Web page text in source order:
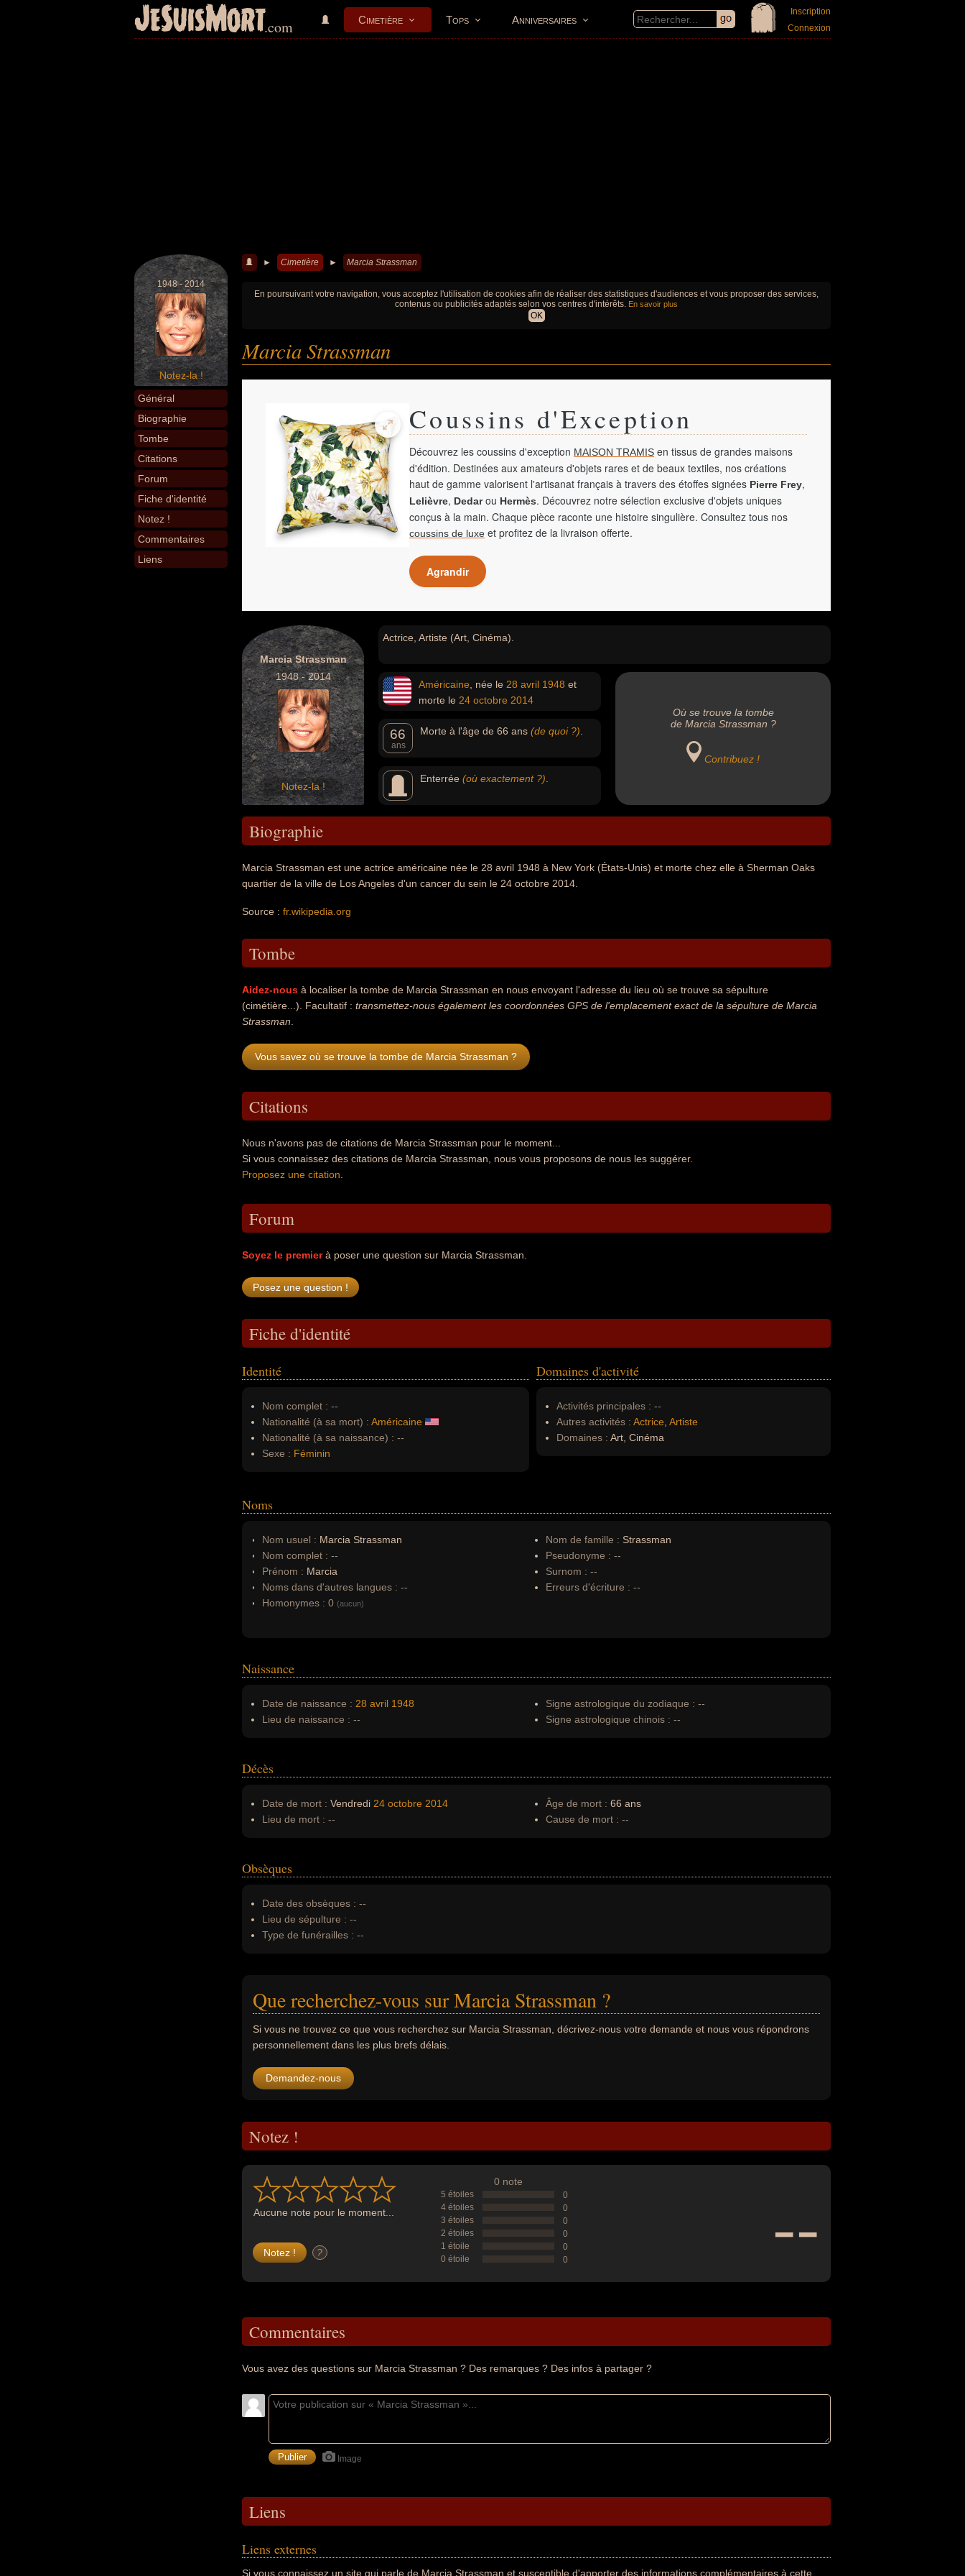
JeSuisMort.com Cimetière Tops Anniversaires
Inscription
Connexion
1948 - 2014
Notez-la !
Général
Biographie
Tombe
Citations
Forum
Fiche d'identité
Notez !
Commentaires
Liens
► Cimetière ► Marcia Strassman
En poursuivant votre navigation, vous acceptez l'utilisation de cookies afin de réaliser des statistiques d'audiences et vous proposer des services,
contenus ou publicités adaptés selon vos centres d'intérêts. En savoir plus
OK
Marcia Strassman
Coussins d'Exception
Découvrez les coussins d'exception MAISON TRAMIS en tissus de grandes maisons
d'édition. Destinées aux amateurs d'objets rares et de beaux textiles, nos créations
haut de gamme valorisent l'artisanat français à travers des étoffes signées Pierre Frey,
Lelièvre, Dedarou Hermès. Découvrez notre sélection exclusive d'objets uniques
conçus à la main. Chaque pièce raconte une histoire singulière. Consultez tous nos
coussins de luxe et profitez de la livraison offerte.
Agrandir
Marcia Strassman
1948 - 2014
Notez-la !
Actrice, Artiste (Art, Cinéma).
Américaine , née le 28 avril 1948 et
morte le 24 octobre 2014
66
ans
Morte à l'âge de 66 ans (de quoi ?)
Enterrée (où exactement ?)
Où se trouve la tombe
de Marcia Strassman ?
Contribuez !
Biographie
Marcia Strassman est une actrice américaine née le 28 avril 1948 à New York (États-Unis) et morte chez elle à Sherman Oaks
quartier de la ville de Los Angeles d'un cancer du sein le 24 octobre 2014.
Source : fr.wikipedia.org
Tombe
Aidez-nous à localiser la tombe de Marcia Strassman en nous envoyant l'adresse du lieu où se trouve sa sépulture
(cimétière...). Facultatif : transmettez-nous également les coordonnées GPS de l'emplacement exact de la sépulture de Marcia
Strassman
Vous savez où se trouve la tombe de Marcia Strassman ?
Citations
Nous n'avons pas de citations de Marcia Strassman pour le moment...
Si vous connaissez des citations de Marcia Strassman, nous vous proposons de nous les suggérer.
Proposez une citation
Forum
Soyez le premierà poser une question sur Marcia Strassman.
Fiche d'identité
Identité
Nom complet : --
Nationalité (à sa mort) : Américaine
Nationalité (à sa naissance) : --
Sexe : Féminin
Domaines d'activité
Activités principales : --
Autres activités : Actrice Artiste
Domaines : Art, Cinéma
Noms
Nom usuel : Marcia Strassman
Nom complet : --
Prénom : Marcia
Noms dans d'autres langues : --
Homonymes : 0 (aucun)
Nom de famille : Strassman
Pseudonyme : --
Surnom : --
Erreurs d'écriture : --
Naissance
Date de naissance : 28 avril 1948
Lieu de naissance : --
Signe astrologique du zodiaque : --
Signe astrologique chinois : --
Décès
Date de mort : Vendredi 24 octobre 2014
Lieu de mort : --
Âge de mort : 66 ans
Cause de mort : --
Obsèques
Date des obsèques : --
Lieu de sépulture : --
Type de funérailles : --
Que recherchez-vous sur Marcia Strassman ?
Si vous ne trouvez ce que vous recherchez sur Marcia Strassman, décrivez-nous votre demande et nous vous répondrons
personnellement dans les plus brefs délais.
Demandez-nous
Notez !
Aucune note pour le moment...
?
0 note
5 étoiles
0
4 étoiles
0
3 étoiles
0
2 étoiles
0
1 étoile
0
0 étoile
0 --
Commentaires
Vous avez des questions sur Marcia Strassman ? Des remarques ? Des infos à partager ?
Image
Liens
Liens externes
Si vous connaissez un site qui parle de Marcia Strassman et susceptible d'apporter des informations complémentaires à cette